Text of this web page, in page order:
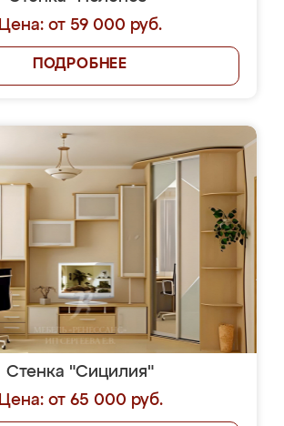
Цена: от 59 000 руб.
ПОДРОБНЕЕ
Стенка "Сицилия"
Цена: от 65 000 руб.